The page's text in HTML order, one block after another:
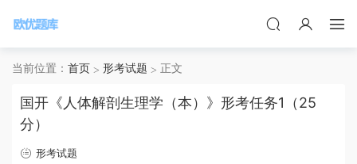
当前位置： 首页 形考试题 正文
国开《人体解剖生理学（本）》形考任务1（25
分）
形考试题